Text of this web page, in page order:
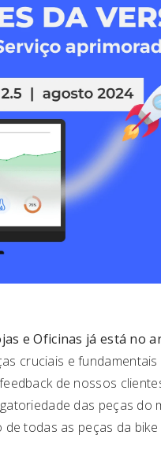
e Oficinas já está no
cruciais e
de nossos
das peças
de todas as peças da